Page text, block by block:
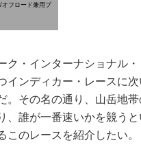
オフロード兼用プ
・インターナショナル
インディカー・レースに
。その名の通り、山岳地
、誰が一番速いかを競う
このレースを紹介したい。